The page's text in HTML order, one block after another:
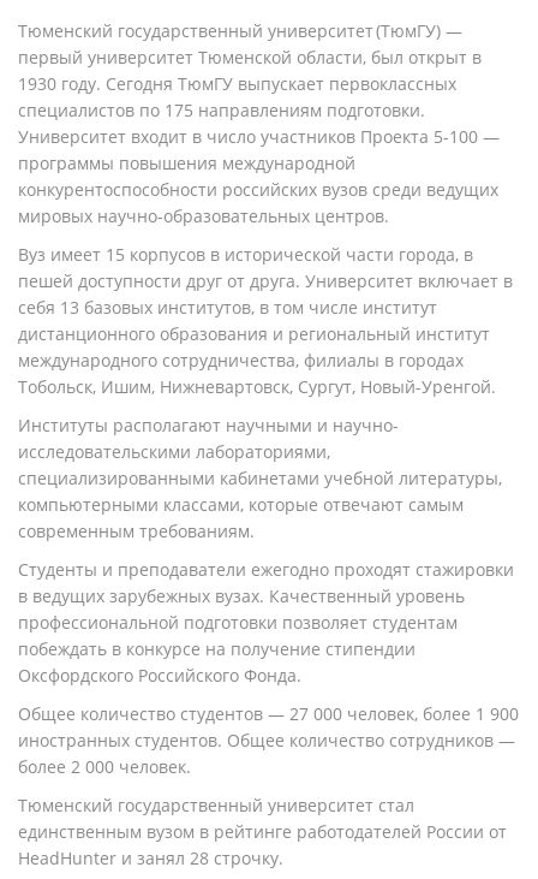
Тюменский государственный университет(ТюмГУ) —
первый университет Тюменской области, был открыт в
1930 году. Сегодня ТюмГУ выпускает первоклассных
специалистов по 175 направлениям подготовки.
Университет входит в число участников Проекта 5-100 —
программы повышения международной
конкурентоспособности российских вузов среди ведущих
мировых научно-образовательных центров.
Вуз имеет 15 корпусов в исторической части города, в
пешей доступности друг от друга. Университет включает в
себя 13 базовых институтов, в том числе институт
дистанционного образования и региональный институт
международного сотрудничества, филиалы в городах
Тобольск, Ишим, Нижневартовск, Сургут, Новый-Уренгой.
Институты располагают научными и научно-
исследовательскими лабораториями,
специализированными кабинетами учебной литературы,
компьютерными классами, которые отвечают самым
современным требованиям.
Студенты и преподаватели ежегодно проходят стажировки
в ведущих зарубежных вузах. Качественный уровень
профессиональной подготовки позволяет студентам
побеждать в конкурсе на получение стипендии
Оксфордского Российского Фонда.
Общее количество студентов — 27 000 человек, более 1 900
иностранных студентов. Общее количество сотрудников —
более 2 000 человек.
Тюменский государственный университет стал
единственным вузом в рейтинге работодателей России от
HeadHunter и занял 28 строчку.